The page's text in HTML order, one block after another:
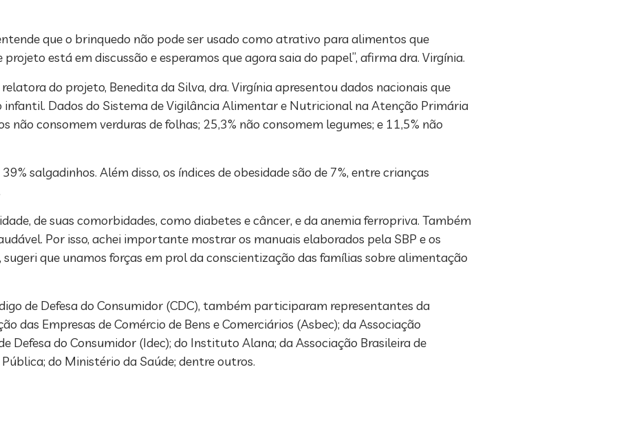
que o brinquedo não pode ser usado como atrativo para alimentos que
está em discussão e esperamos que agora saia do papel”, afirma dra. Virgínia.
do projeto, Benedita da Silva, dra. Virgínia apresentou dados nacionais que
Dados do Sistema de Vigilância Alimentar e Nutricional na Atenção Primária
não consomem verduras de folhas; 25,3% não consomem legumes; e 11,5% não
salgadinhos. Além disso, os índices de obesidade são de 7%, entre crianças
de suas comorbidades, como diabetes e câncer, e da anemia ferropriva. Também
Por isso, achei importante mostrar os manuais elaborados pela SBP e os
que unamos forças em prol da conscientização das famílias sobre alimentação
de Defesa do Consumidor (CDC), também participaram representantes da
das Empresas de Comércio de Bens e Comerciários (Asbec); da Associação
Defesa do Consumidor (Idec); do Instituto Alana; da Associação Brasileira de
do Ministério da Saúde; dentre outros.